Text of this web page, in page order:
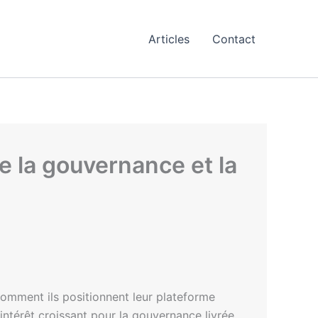
Articles Contact
la gouvernance et la
ils positionnent leur plateforme
croissant pour la gouvernance livrée